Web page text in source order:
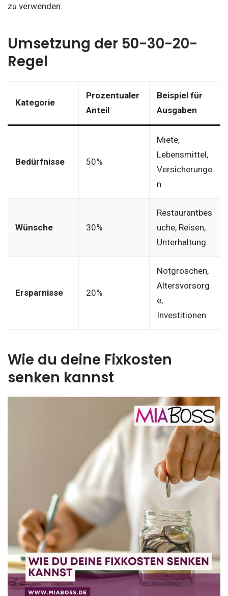
zu verwenden.
Umsetzung der 50-30-20-
Regel
Kategorie
Prozentualer
Anteil
Beispiel für
Ausgaben
Bedürfnisse 50%
Miete,
Lebensmittel,
Versicherunge
n
Wünsche 30%
Restaurantbes
uche, Reisen,
Unterhaltung
Ersparnisse 20%
Notgroschen,
Altersvorsorg
e,
Investitionen
Wie du deine Fixkosten
senken kannst